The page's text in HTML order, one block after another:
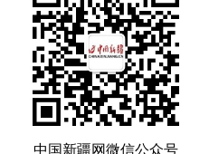
中国新疆网微信公众号